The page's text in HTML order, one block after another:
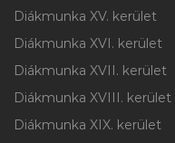
Diákmunka XV. kerület
Diákmunka XVI. kerület
Diákmunka XVII. kerület
Diákmunka XVIII. kerület
Diákmunka XIX. kerület